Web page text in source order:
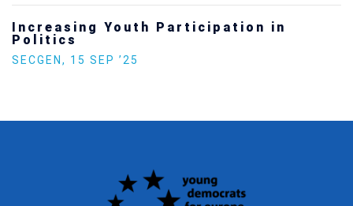
Increasing Youth Participation in
Politics
SECGEN , 15 SEP ’25